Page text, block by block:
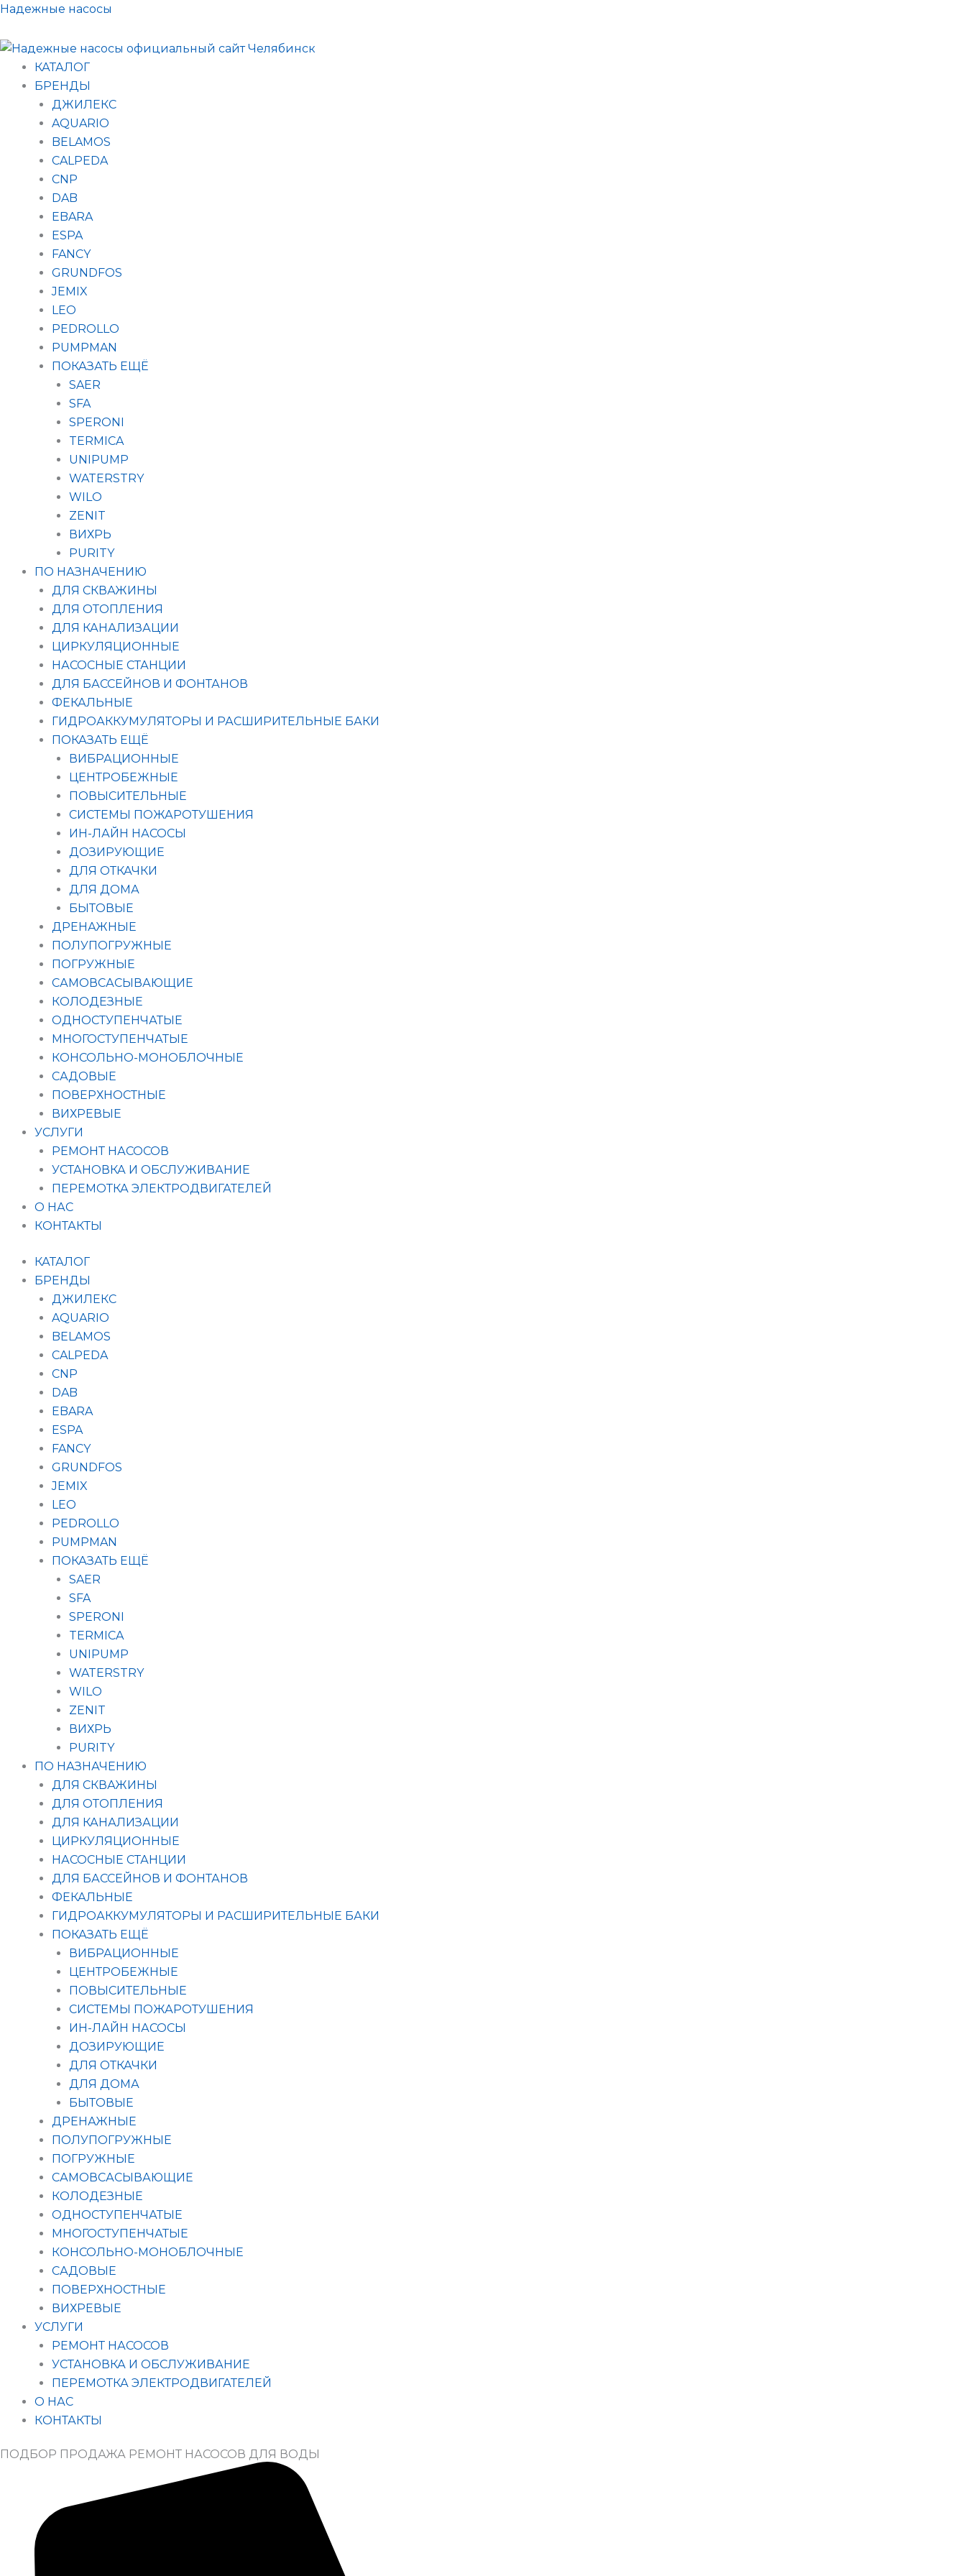
Перейти
содержимому
Надежные насосы
КАТАЛОГ
БРЕНДЫ
ДЖИЛЕКС
AQUARIO
BELAMOS
CALPEDA
CNP
DAB
EBARA
ESPA
FANCY
GRUNDFOS
JEMIX
LEO
PEDROLLO
PUMPMAN
ПОКАЗАТЬ ЕЩЁ
SAER
SFA
SPERONI
TERMICA
UNIPUMP
WATERSTRY
WILO
ZENIT
ВИХРЬ
PURITY
ПО НАЗНАЧЕНИЮ
ДЛЯ СКВАЖИНЫ
ДЛЯ ОТОПЛЕНИЯ
ДЛЯ КАНАЛИЗАЦИИ
ЦИРКУЛЯЦИОННЫЕ
НАСОСНЫЕ СТАНЦИИ
ДЛЯ БАССЕЙНОВ И ФОНТАНОВ
ФЕКАЛЬНЫЕ
ГИДРОАККУМУЛЯТОРЫ И РАСШИРИТЕЛЬНЫЕ БАКИ
ПОКАЗАТЬ ЕЩЁ
ВИБРАЦИОННЫЕ
ЦЕНТРОБЕЖНЫЕ
ПОВЫСИТЕЛЬНЫЕ
СИСТЕМЫ ПОЖАРОТУШЕНИЯ
ИН-ЛАЙН НАСОСЫ
ДОЗИРУЮЩИЕ
ДЛЯ ОТКАЧКИ
ДЛЯ ДОМА
БЫТОВЫЕ
ДРЕНАЖНЫЕ
ПОЛУПОГРУЖНЫЕ
ПОГРУЖНЫЕ
САМОВСАСЫВАЮЩИЕ
КОЛОДЕЗНЫЕ
ОДНОСТУПЕНЧАТЫЕ
МНОГОСТУПЕНЧАТЫЕ
КОНСОЛЬНО-МОНОБЛОЧНЫЕ
САДОВЫЕ
ПОВЕРХНОСТНЫЕ
ВИХРЕВЫЕ
УСЛУГИ
РЕМОНТ НАСОСОВ
УСТАНОВКА И ОБСЛУЖИВАНИЕ
ПЕРЕМОТКА ЭЛЕКТРОДВИГАТЕЛЕЙ
О НАС
КОНТАКТЫ
КАТАЛОГ
БРЕНДЫ
ДЖИЛЕКС
AQUARIO
BELAMOS
CALPEDA
CNP
DAB
EBARA
ESPA
FANCY
GRUNDFOS
JEMIX
LEO
PEDROLLO
PUMPMAN
ПОКАЗАТЬ ЕЩЁ
SAER
SFA
SPERONI
TERMICA
UNIPUMP
WATERSTRY
WILO
ZENIT
ВИХРЬ
PURITY
ПО НАЗНАЧЕНИЮ
ДЛЯ СКВАЖИНЫ
ДЛЯ ОТОПЛЕНИЯ
ДЛЯ КАНАЛИЗАЦИИ
ЦИРКУЛЯЦИОННЫЕ
НАСОСНЫЕ СТАНЦИИ
ДЛЯ БАССЕЙНОВ И ФОНТАНОВ
ФЕКАЛЬНЫЕ
ГИДРОАККУМУЛЯТОРЫ И РАСШИРИТЕЛЬНЫЕ БАКИ
ПОКАЗАТЬ ЕЩЁ
ВИБРАЦИОННЫЕ
ЦЕНТРОБЕЖНЫЕ
ПОВЫСИТЕЛЬНЫЕ
СИСТЕМЫ ПОЖАРОТУШЕНИЯ
ИН-ЛАЙН НАСОСЫ
ДОЗИРУЮЩИЕ
ДЛЯ ОТКАЧКИ
ДЛЯ ДОМА
БЫТОВЫЕ
ДРЕНАЖНЫЕ
ПОЛУПОГРУЖНЫЕ
ПОГРУЖНЫЕ
САМОВСАСЫВАЮЩИЕ
КОЛОДЕЗНЫЕ
ОДНОСТУПЕНЧАТЫЕ
МНОГОСТУПЕНЧАТЫЕ
КОНСОЛЬНО-МОНОБЛОЧНЫЕ
САДОВЫЕ
ПОВЕРХНОСТНЫЕ
ВИХРЕВЫЕ
УСЛУГИ
РЕМОНТ НАСОСОВ
УСТАНОВКА И ОБСЛУЖИВАНИЕ
ПЕРЕМОТКА ЭЛЕКТРОДВИГАТЕЛЕЙ
О НАС
КОНТАКТЫ
ПОДБОР ПРОДАЖА РЕМОНТ НАСОСОВ ДЛЯ ВОДЫ
Поиск